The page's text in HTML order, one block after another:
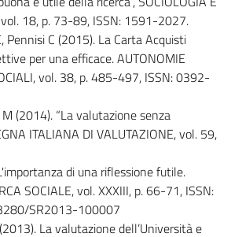
vol. 18, p. 73-89, ISSN: 1591-2027.
Pennisi C (2015). La Carta Acquisti
per una efficace. AUTONOMIE
vol. 38, p. 485-497, ISSN: 0392-
(2014). “La valutazione senza
ITALIANA DI VALUTAZIONE, vol. 59,
di una riflessione futile.
SOCIALE, vol. XXXIII, p. 66-71, ISSN:
SR2013-100007
La valutazione dell’Università e